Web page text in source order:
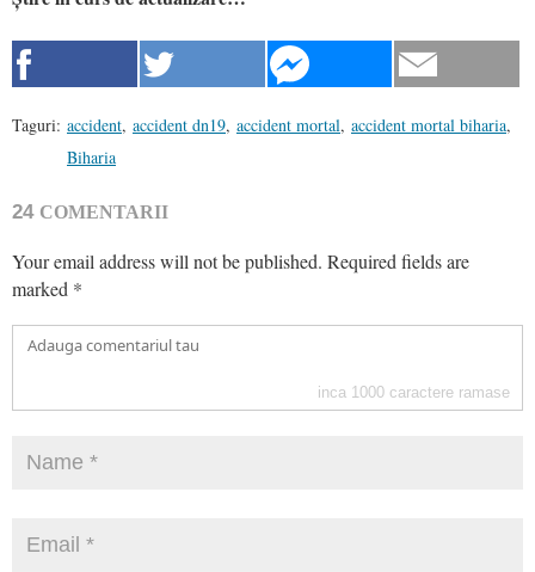
Taguri: accident, accident dn19, accident mortal, accident mortal biharia,
Biharia
24 COMENTARII
Your email address will not be published. Required fields are
marked *
inca 1000 caractere ramase